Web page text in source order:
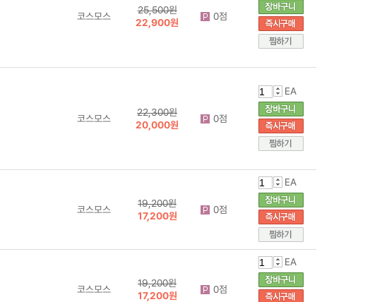
코스모스
25,500원
22,900원
0점
코스모스
22,300원
20,000원
0점
EA
코스모스
19,200원
17,200원
0점
EA
코스모스
19,200원
17,200원
0점
EA